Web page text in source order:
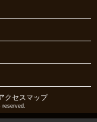
クセスマップ